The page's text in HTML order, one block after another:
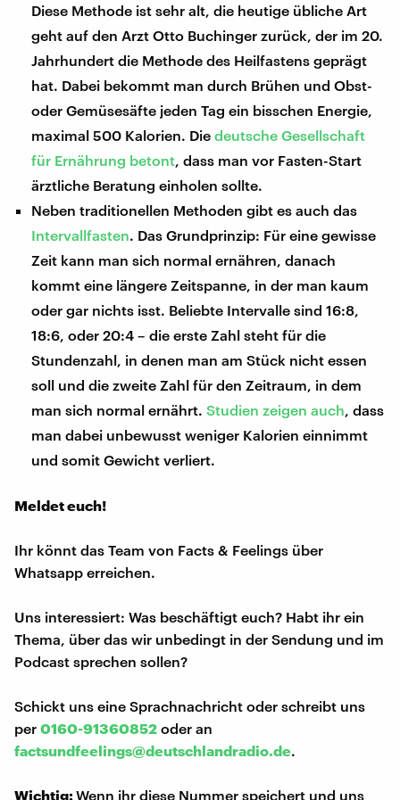
Diese Methode ist sehr alt, die heutige übliche Art
geht auf den Arzt Otto Buchinger zurück, der im 20.
Jahrhundert die Methode des Heilfastens geprägt
hat. Dabei bekommt man durch Brühen und Obst-
oder Gemüsesäfte jeden Tag ein bisschen Energie,
maximal 500 Kalorien. Diedeutsche Gesellschaft
für Ernährung betont , dass man vor Fasten-Start
ärztliche Beratung einholen sollte.
Neben traditionellen Methoden gibt es auch das
Intervallfasten. Das Grundprinzip: Für eine gewisse
Zeit kann man sich normal ernähren, danach
kommt eine längere Zeitspanne, in der man kaum
oder gar nichts isst. Beliebte Intervalle sind 16:8,
18:6, oder 20:4 – die erste Zahl steht für die
Stundenzahl, in denen man am Stück nicht essen
soll und die zweite Zahl für den Zeitraum, in dem
man sich normal ernährt.Studien zeigen auch , dass
man dabei unbewusst weniger Kalorien einnimmt
und somit Gewicht verliert.
Meldet euch!
Ihr könnt das Team von Facts & Feelings über
Whatsapp erreichen.
Uns interessiert: Was beschäftigt euch? Habt ihr ein
Thema, über das wir unbedingt in der Sendung und im
Podcast sprechen sollen?
Schickt uns eine Sprachnachricht oder schreibt uns
per 0160-91360852 oder an
factsundfeelings@deutschlandradio.de.
Wichtig:Wenn ihr diese Nummer speichert und uns